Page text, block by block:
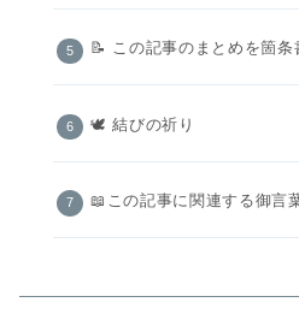
📝 この記事のまとめを箇条
🕊️ 結びの祈り
📖この記事に関連する御言